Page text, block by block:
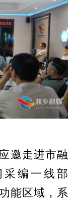
邀走进市融
编一线部
能区域，系